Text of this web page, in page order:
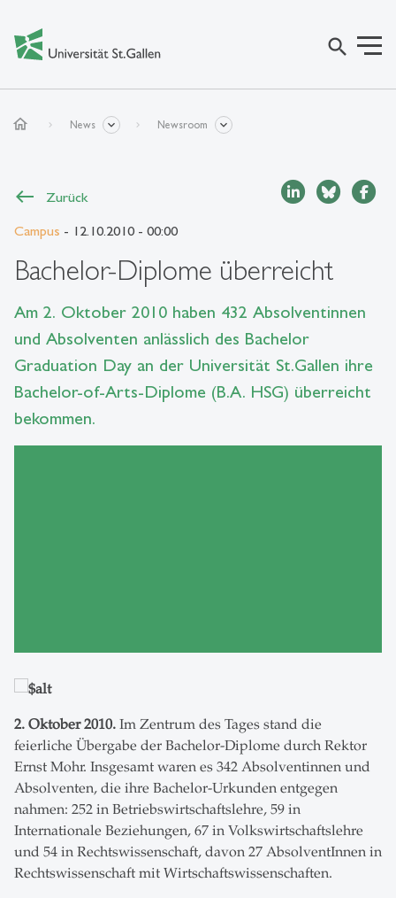
search
home News Newsroom
Zurück
Campus - 12.10.2010 - 00:00
Bachelor-Diplome überreicht
Am 2. Oktober 2010 haben 432 Absolventinnen
und Absolventen anlässlich des Bachelor
Graduation Day an der Universität St.Gallen ihre
Bachelor-of-Arts-Diplome (B.A. HSG) überreicht
bekommen.
2. Oktober 2010. Im Zentrum des Tages stand die
feierliche Übergabe der Bachelor-Diplome durch Rektor
Ernst Mohr. Insgesamt waren es 342 Absolventinnen und
Absolventen, die ihre Bachelor-Urkunden entgegen
nahmen: 252 in Betriebswirtschaftslehre, 59 in
Internationale Beziehungen, 67 in Volkswirtschaftslehre
und 54 in Rechtswissenschaft, davon 27 AbsolventInnen in
Rechtswissenschaft mit Wirtschaftswissenschaften.